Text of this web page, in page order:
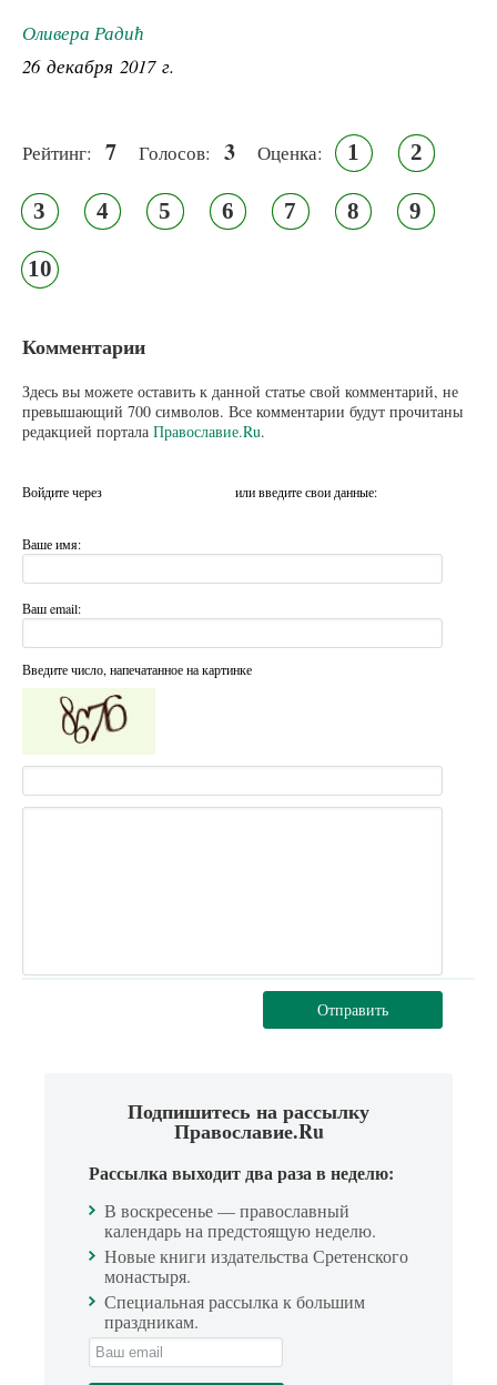
Оливера Радић
26 декабря 2017 г.
Рейтинг: 7 Голосов: 3 Оценка: 1 2
3 4 5 6 7 8 9
10
Комментарии
Здесь вы можете оставить к данной статье свой комментарий, не
превышающий 700 символов. Все комментарии будут прочитаны
редакцией портала Православие.Ru.
Войдите через или введите свои данные:
Ваше имя:
Ваш email:
Введите число, напечатанное на картинке
Отправить
Подпишитесь на рассылку
Православие.Ru
Рассылка выходит два раза в неделю:
В воскресенье — православный
календарь на предстоящую неделю.
Новые книги издательства Сретенского
монастыря.
Специальная рассылка к большим
праздникам.